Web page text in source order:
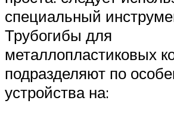
специальный
Трубогибы для
металлопластиковых
подразделяют по
устройства на: